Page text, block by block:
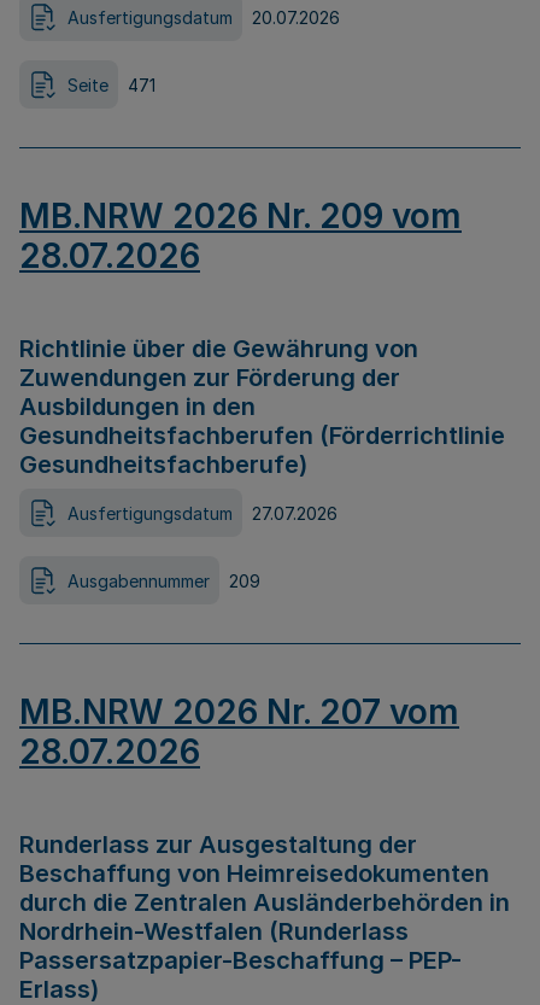
Ausfertigungsdatum 20.07.2026
Seite 471
MB.NRW 2026 Nr. 209 vom
28.07.2026
Richtlinie über die Gewährung von
Zuwendungen zur Förderung der
Ausbildungen in den
Gesundheitsfachberufen (Förderrichtlinie
Gesundheitsfachberufe)
Ausfertigungsdatum 27.07.2026
Ausgabennummer 209
MB.NRW 2026 Nr. 207 vom
28.07.2026
Runderlass zur Ausgestaltung der
Beschaffung von Heimreisedokumenten
durch die Zentralen Ausländerbehörden in
Nordrhein-Westfalen (Runderlass
Passersatzpapier-Beschaffung – PEP-
Erlass)